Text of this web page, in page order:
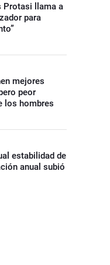
Protasi llama a
para
mejores
peor
los hombres
estabilidad de
anual subió